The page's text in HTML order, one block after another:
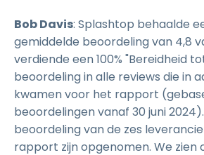
Bob Davis: Splashtop behaalde
gemiddelde beoordeling van 4,8
verdiende een 100% "Bereidheid
beoordeling in alle reviews die in
kwamen voor het rapport
beoordelingen vanaf 30 juni
beoordeling van de zes
rapport zijn opgenomen. We zien